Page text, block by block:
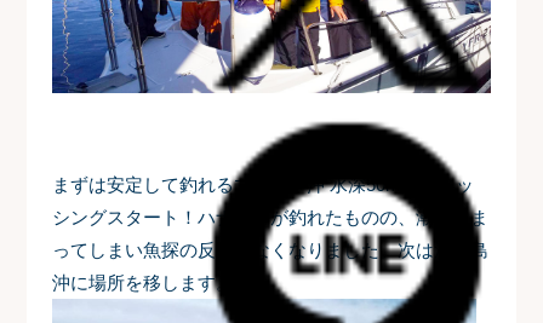
まずは安定して釣れるマリーナ沖 水深50mでフィッ
シングスタート！ハナダイが釣れたものの、潮が止ま
ってしまい魚探の反応がなくなりました。次は江ノ島
沖に場所を移します。